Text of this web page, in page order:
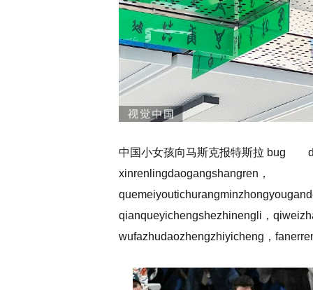
中国小女孩向马斯克报特斯拉 bug
xinrenlingdaogangshangren，
qianqueyichengshezhinengli，
wufazhudaozhengzhiyicheng，